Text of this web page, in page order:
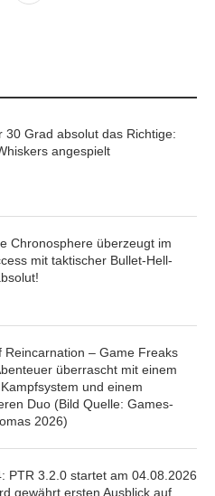
30 Grad absolut das Richtige:
angespielt
Chronosphere überzeugt im
mit taktischer Bullet-Hell-
Reincarnation – Game Freaks
überrascht mit einem
und einem
Duo (Bild Quelle: Games-
2026)
PTR 3.2.0 startet am 04.08.2026
gewährt ersten Ausblick auf